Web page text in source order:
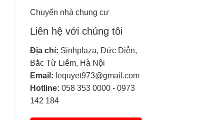
Chuyển nhà chung cư
Liên hệ với chúng tôi
Địa chỉ: Sinhplaza, Đức Diễn,
Bắc Từ Liêm, Hà Nội
Email: lequyet973@gmail.com
Hotline: 058 353 0000 - 0973
142 184